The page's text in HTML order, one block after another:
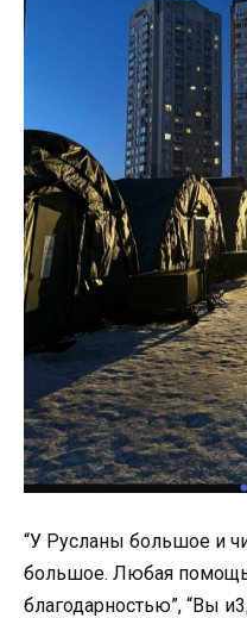
“У Русланы большое и
большое. Любая
благодарностью”, “Вы